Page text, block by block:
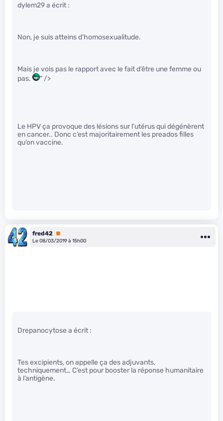
dylem29 a écrit :
Non, je suis atteins d’homosexualitude.
Mais je vois pas le rapport avec le fait d’être une femme ou
pas.
" />
Le HPV ça provoque des lésions sur l’utérus qui dégénèrent
en cancer.. Donc c’est majoritairement les preados filles
qu’on vaccine.
fred42 Premium
Le 08/03/2019 à 15h00
Drepanocytose a écrit :
Tes excipients, on appelle ça des adjuvants,
techniquement… C’est pour booster la réponse humanitaire
à l’antigène.